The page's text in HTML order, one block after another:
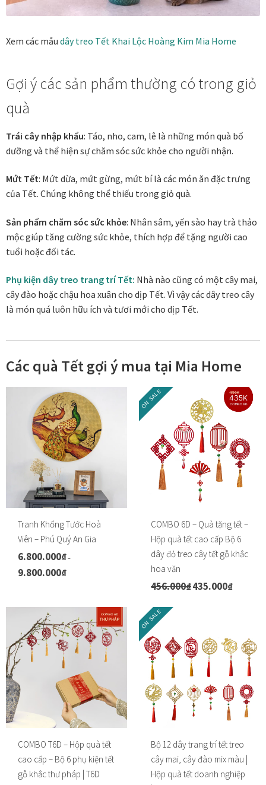
Tranh hoa sen treo phòng thờ
Tranh mừng thọ
Tranh phòng khách hiện đại
Tranh sơn dầu cao cấp
Tranh tặng đối tác
Tranh tặng khai trương
Tranh tặng sếp cao cấp
Tranh tặng tân gia
Tranh theo phong cách thiết kế
Tranh Bắc Âu – Scandinavian
Tranh treo phòng khách
Tranh treo phòng làm việc giám đốc
Tranh treo phòng ngủ
Tranh treo phòng thờ
Tranh treo tường
Ưu đãi khung tranh
Ưu đãi tranh in
Ưu đãi tranh sơn dầu
Ưu đãi tranh sơn mài
Vận Chuyển Giao Nhận
VIDEO
Xem các mẫu dây treo Tết Khai Lộc Hoàng Kim Mia Home
Gợi ý các sản phẩm thường có trong giỏ
quà
Trái cây nhập khẩu: Táo, nho, cam, lê là những món quà bổ
dưỡng và thể hiện sự chăm sóc sức khỏe cho người nhận.
Mứt Tết: Mứt dừa, mứt gừng, mứt bí là các món ăn đặc trưng
của Tết. Chúng không thể thiếu trong giỏ quà.
Sản phẩm chăm sóc sức khỏe: Nhân sâm, yến sào hay trà thảo
mộc giúp tăng cường sức khỏe, thích hợp để tặng người cao
tuổi hoặc đối tác.
Phụ kiện dây treo trang trí Tết: Nhà nào cũng có một cây mai,
cây đào hoặc chậu hoa xuân cho dịp Tết. Vì vậy các dây treo cây
là món quá luôn hữu ích và tươi mới cho dịp Tết.
Các quà Tết gợi ý mua tại Mia Home
Tranh Khổng Tước Hoà
Viên – Phú Quý An Gia
6.800.000₫–
9.800.000₫K
n
g
:
t
8
ON SALE
COMBO 6D – Quà tặng tết –
Hộp quà tết cao cấp Bộ 6
dây đỏ treo cây tết gỗ khắc
hoa văn
456.000₫ G
ố
c
l
à
:
4
6
.
0
435.000₫G
i
n
t
à
4
COMBO T6D – Hộp quà tết
cao cấp – Bộ 6 phụ kiện tết
gỗ khắc thư pháp | T6D
ON SALE
Bộ 12 dây trang trí tết treo
cây mai, cây đào mix màu |
Hộp quà tết doanh nghiệp